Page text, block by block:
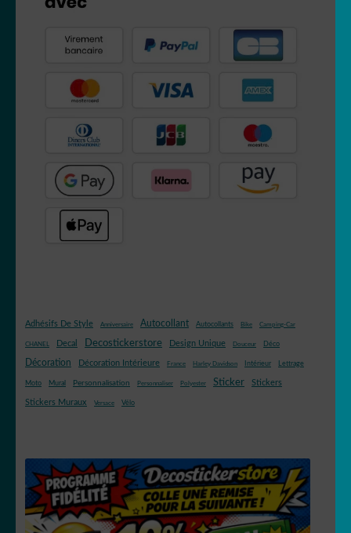
Adhésifs De Style Anniversaire Autocollant Autocollants Bike Camping-Car
CHANEL Decal Decostickerstore Design Unique Douceur Déco
Décoration Décoration Intérieure France Harley Davidson Intérieur Lettrage
Moto Mural Personnalisation Personnaliser Polyester Sticker Stickers
Stickers Muraux Versace Vélo